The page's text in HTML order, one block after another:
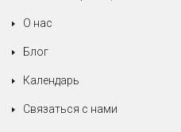
потребности,
рады, что мы
О нас
Блог
Календарь
Связаться с нами